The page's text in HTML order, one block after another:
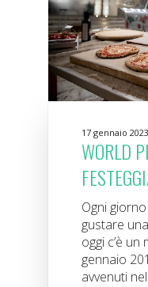
17 gennaio 2023
WORLD
Ogni
gustare
oggi c’è un
gennaio
avvenuti